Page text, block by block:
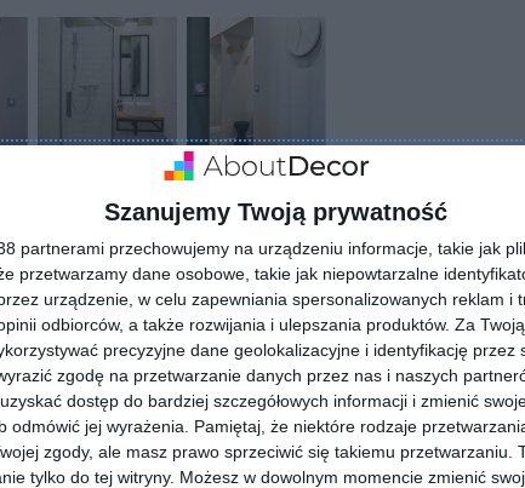
Szanujemy Twoją prywatność
partnerami przechowujemy na urządzeniu informacje, takie jak
przetwarzamy dane osobowe, takie jak niepowtarzalne
urządzenie, w celu zapewniania spersonalizowanych reklam i
odbiorców, a także rozwijania i ulepszania produktów. Za
precyzyjne dane geolokalizacyjne i identyfikację przez
zgodę na przetwarzanie danych przez nas i naszych
dostęp do bardziej szczegółowych informacji i zmienić
odmówić jej wyrażenia.
Pamiętaj, że niektóre rodzaje
zgody, ale masz prawo sprzeciwić się takiemu przetwarzaniu.
tylko do tej witryny. Możesz w dowolnym momencie zmienić